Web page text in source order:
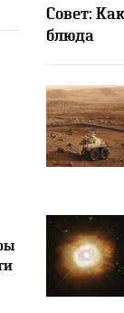
Совет:
блюда